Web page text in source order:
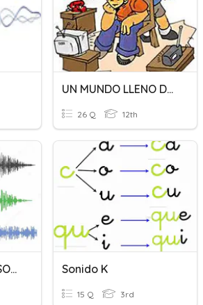
UN MUNDO LLENO DE SONIDOS
26 Q 12th
CUALIDADES DEL SONIDO Sonido K
15 Q 3rd